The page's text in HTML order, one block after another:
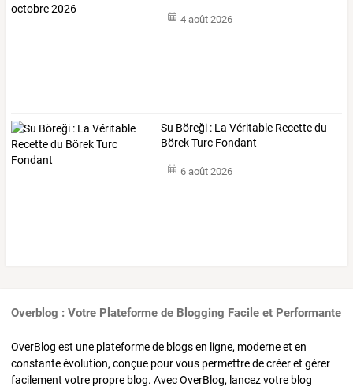
4 août 2026
Su Böreği : La Véritable Recette du
Börek Turc Fondant
6 août 2026
Overblog : Votre Plateforme de Blogging Facile et Performante
OverBlog est une plateforme de blogs en ligne, moderne et en
constante évolution, conçue pour vous permettre de créer et gérer
facilement votre propre blog. Avec OverBlog, lancez votre blog